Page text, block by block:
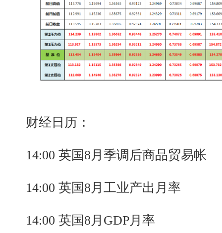
财经日历：
14:00 英国8月季调后商品贸易帐
14:00 英国8月工业产出月率
14:00 英国8月GDP月率